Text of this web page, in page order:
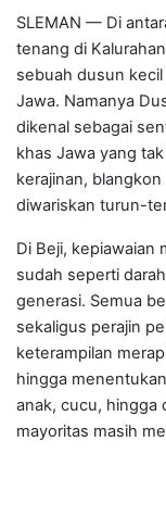
SLEMAN — Di
tenang di
sebuah dusun
Jawa. Namanya
dikenal sebagai
khas Jawa yang
kerajinan,
diwariskan turun-
Di Beji, kepiawaian
sudah seperti
generasi. Semua
sekaligus perajin
keterampilan
hingga
anak, cucu, hingga
mayoritas masih